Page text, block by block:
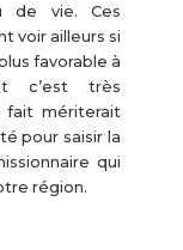
de vie. Ces
voir ailleurs si
favorable à
c’est très
fait mériterait
pour saisir la
qui
région.